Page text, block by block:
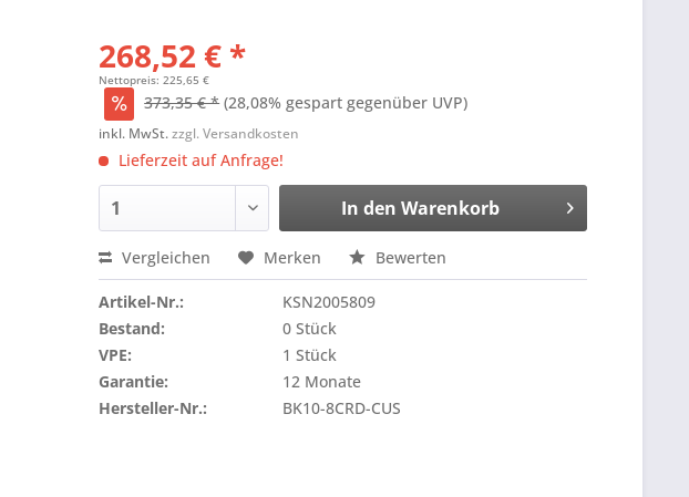
268,52 € *
Nettopreis: 225,65 €
373,35 € * (28,08% gespart gegenüber UVP)
inkl. MwSt.zzgl. Versandkosten
Lieferzeit auf Anfrage!
In den Warenkorb
Vergleichen Merken Bewerten
Artikel-Nr.:
KSN2005809
Bestand:
0 Stück
VPE:
1 Stück
Garantie:
12 Monate
Hersteller-Nr.:
BK10-8CRD-CUS